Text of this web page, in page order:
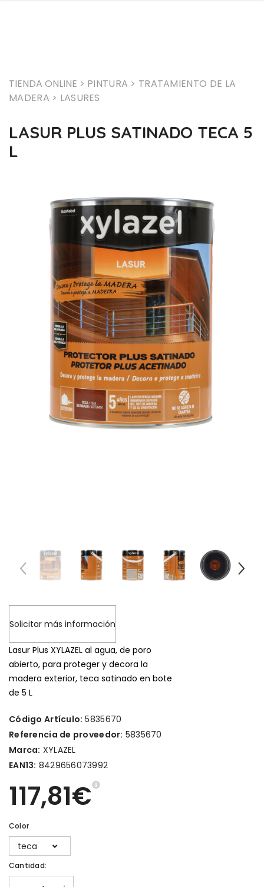
TIENDA ONLINE > PINTURA > TRATAMIENTO DE LA
MADERA > LASURES
LASUR PLUS SATINADO TECA 5
L
Lasur Plus XYLAZEL al agua, de poro
abierto, para proteger y decora la
madera exterior, teca satinado en bote
de 5 L
Solicitar más información
Código Artículo: 5835670
Referencia de proveedor: 5835670
Marca: XYLAZEL
EAN13: 8429656073992
117,81€
Color
teca
Cantidad: